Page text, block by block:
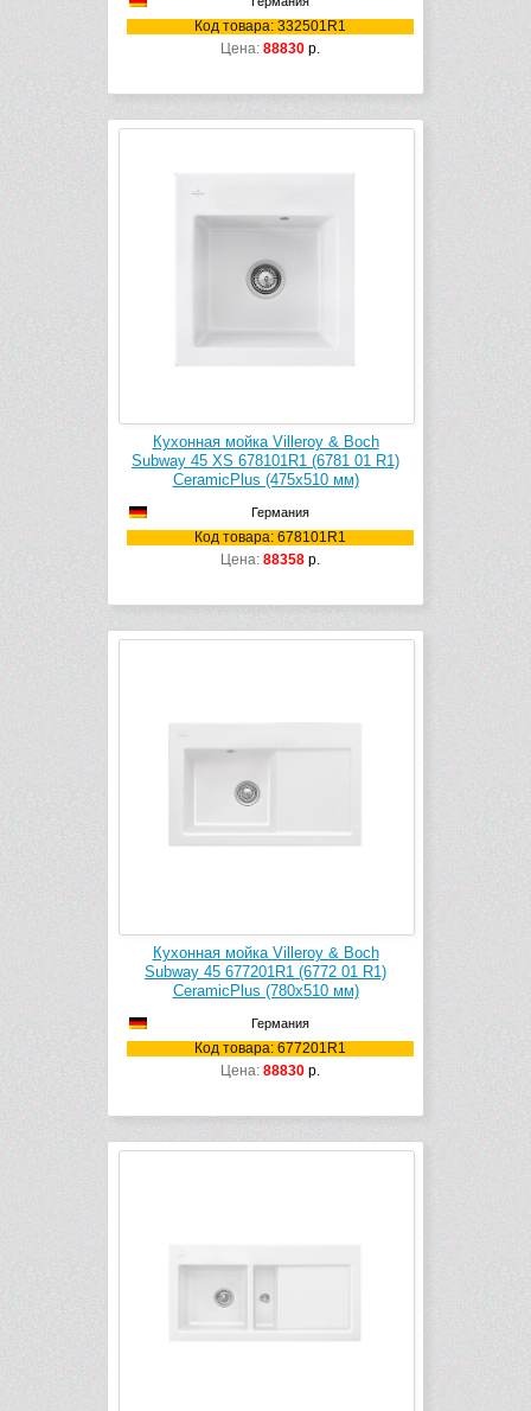
Код товара: 332501R1
Цена: 88830 р.
Кухонная мойка Villeroy & Boch
Subway 45 XS 678101R1 (6781 01 R1)
CeramicPlus (475х510 мм)
Германия
Код товара: 678101R1
Цена: 88358 р.
Кухонная мойка Villeroy & Boch
Subway 45 677201R1 (6772 01 R1)
CeramicPlus (780х510 мм)
Германия
Код товара: 677201R1
Цена: 88830 р.